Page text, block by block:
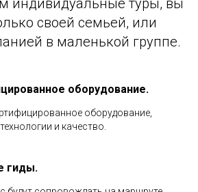
индивидуальные туры, вы
своей семьей, или
в маленькой группе.
оборудование.
оборудование,
и качество.
гиды.